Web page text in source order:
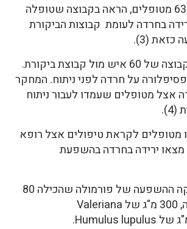
מחקר שנערך על 63 מטופלים, הראה בקבוצה שטופלה
בחרדה לעומת קבוצות הביקורת
(3).
מחקר נוסף בדק קבוצה של 60 איש מול קבוצת ביקורת.
על חרדה לפני ניתוח. המחקר
אצל מטופלים שעמדו לעבור ניתוח
לקראת טיפולים אצל רופא
מצאו ירידה בחרדה בהשפעת
במחקר נוסף נבדקה ההשפעה של פורמולה שהכילה 80
מ"ג של פסיפלורה, 300 מ"ג של Valeriana